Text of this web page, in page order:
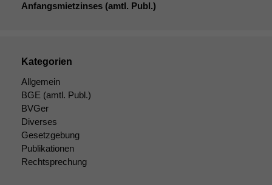
Anfangsmietzinses (amtl. Publ.)
Kategorien
Allgemein
BGE (amtl. Publ.)
BVGer
Diverses
Gesetzgebung
Publikationen
Rechtsprechung